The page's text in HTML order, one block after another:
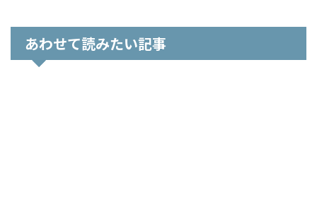
あわせて読みたい記事